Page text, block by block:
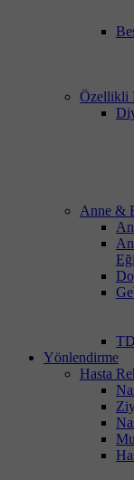
Özellikli
Anne &
Yönlendirme
Hasta